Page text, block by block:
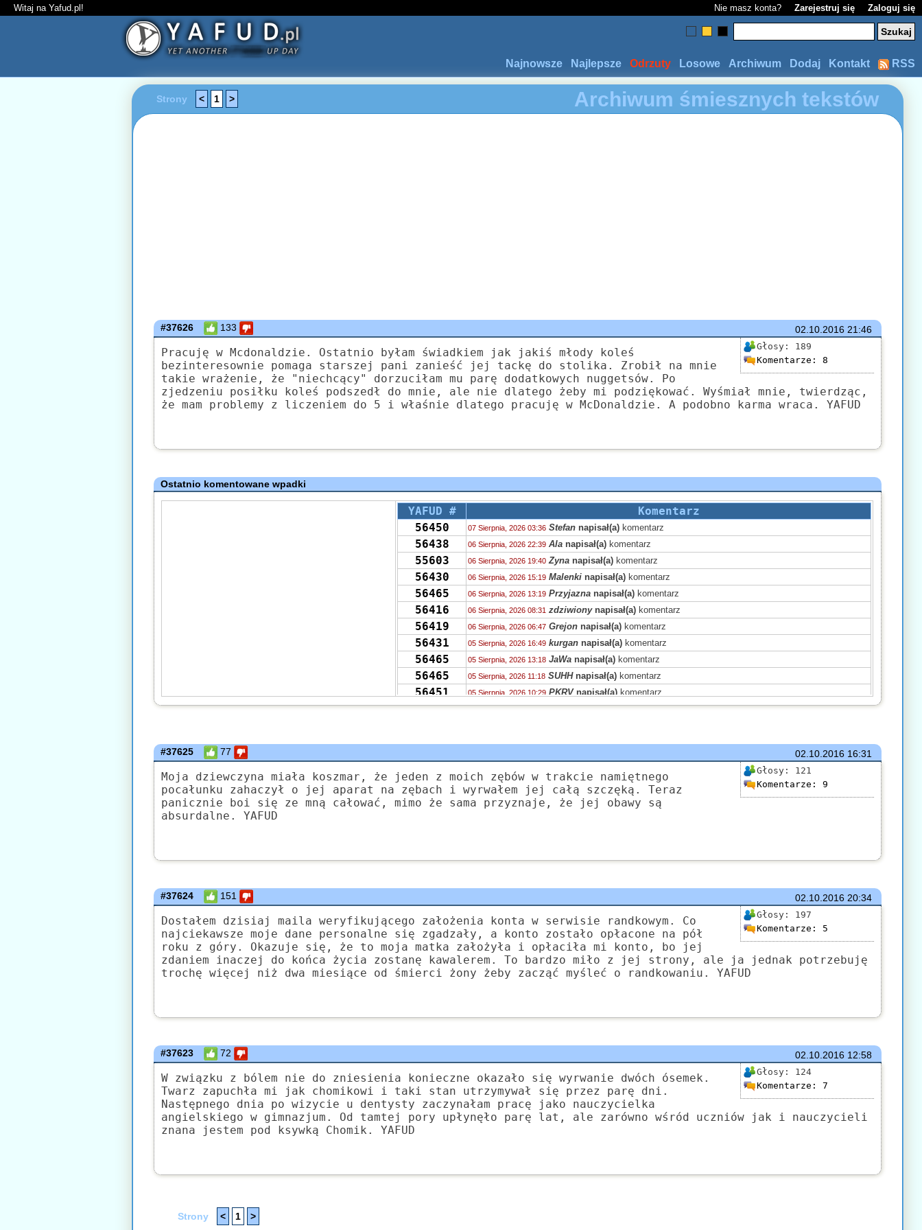
Witaj na Yafud.pl! Nie masz konta? Zarejestruj się Zaloguj się
RSS
Kontakt
Dodaj
Archiwum
Losowe
Odrzuty
Najlepsze
Najnowsze
Archiwum śmiesznych tekstów
Strony < 1 >
02.10.201621:46
#37626 133
Głosy: 189
Komentarze: 8
Pracuję w Mcdonaldzie. Ostatnio byłam świadkiem jak jakiś młody koleś
bezinteresownie pomaga starszej pani zanieść jej tackę do stolika. Zrobił na mnie
takie wrażenie, że "niechcący" dorzuciłam mu parę dodatkowych nuggetsów. Po
zjedzeniu posiłku koleś podszedł do mnie, ale nie dlatego żeby mi podziękować. Wyśmiał mnie, twierdząc,
że mam problemy z liczeniem do 5 i właśnie dlatego pracuję w McDonaldzie. A podobno karma wraca. YAFUD
Ostatnio komentowane wpadki
YAFUD #
Komentarz
56450
07 Sierpnia, 2026 03:36 Stefan napisał(a) komentarz
56438 06 Sierpnia, 2026 22:39 Ala napisał(a) komentarz
55603 06 Sierpnia, 2026 19:40 Zyna napisał(a) komentarz
56430 06 Sierpnia, 2026 15:19 Malenki napisał(a) komentarz
56465 06 Sierpnia, 2026 13:19 Przyjazna napisał(a) komentarz
56416 06 Sierpnia, 2026 08:31 zdziwionynapisał(a) komentarz
56419 06 Sierpnia, 2026 06:47 Grejon napisał(a) komentarz
56431 05 Sierpnia, 2026 16:49 kurgan napisał(a) komentarz
56465 05 Sierpnia, 2026 13:18 JaWa napisał(a) komentarz
56465 05 Sierpnia, 2026 11:18 SUHHnapisał(a) komentarz
56451 05 Sierpnia, 2026 10:29 PKRVnapisał(a) komentarz
56465 05 Sierpnia, 2026 10:25 VQHKnapisał(a)komentarz
56406 zdziwionynapisał(a)komentarz
56431 chennapisał(a)komentarz
56421 04 Sierpnia, 2026 15:12 Grejonnapisał(a) komentarz
55704 04 Sierpnia, 2026 09:46 Kudłaczek napisał(a)komentarz
378 04 Sierpnia, 2026 07:24 Tunnnapisał(a)komentarz
02.10.201616:31
#37625 77
Głosy: 121
Komentarze: 9
Moja dziewczyna miała koszmar, że jeden z moich zębów w trakcie namiętnego
pocałunku zahaczył o jej aparat na zębach i wyrwałem jej całą szczęką. Teraz
panicznie boi się ze mną całować, mimo że sama przyznaje, że jej obawy są
absurdalne. YAFUD
02.10.201620:34
#37624 151
Głosy: 197
Komentarze: 5
Dostałem dzisiaj maila weryfikującego założenia konta w serwisie randkowym. Co
najciekawsze moje dane personalne się zgadzały, a konto zostało opłacone na pół
roku z góry. Okazuje się, że to moja matka założyła i opłaciła mi konto, bo jej
zdaniem inaczej do końca życia zostanę kawalerem. To bardzo miło z jej strony, ale ja jednak potrzebuję
trochę więcej niż dwa miesiące od śmierci żony żeby zacząć myśleć o randkowaniu. YAFUD
02.10.201612:58
#37623 72
Głosy: 124
Komentarze: 7
W związku z bólem nie do zniesienia konieczne okazało się wyrwanie dwóch ósemek.
Twarz zapuchła mi jak chomikowi i taki stan utrzymywał się przez parę dni.
Następnego dnia po wizycie u dentysty zaczynałam pracę jako nauczycielka
angielskiego w gimnazjum. Od tamtej pory upłynęło parę lat, ale zarówno wśród uczniów jak i nauczycieli
znana jestem pod ksywką Chomik. YAFUD
Strony < 1 >